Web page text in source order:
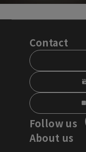
Contact
Follow us
About us